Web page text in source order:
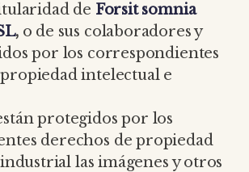
de Forsit somnia
, o de sus colaboradores y
por los correspondientes
intelectual e
protegidos por los
derechos de propiedad
las imágenes y otros